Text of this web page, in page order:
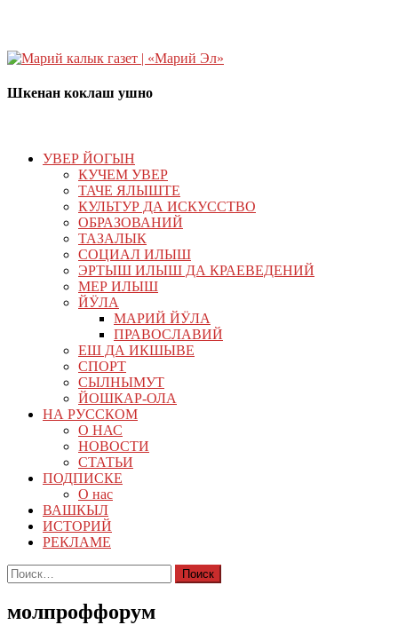
Шкенан коклаш ушно
УВЕР ЙОГЫН
КУЧЕМ УВЕР
ТАЧЕ ЯЛЫШТЕ
КУЛЬТУР ДА ИСКУССТВО
ОБРАЗОВАНИЙ
ТАЗАЛЫК
СОЦИАЛ ИЛЫШ
ЭРТЫШ ИЛЫШ ДА КРАЕВЕДЕНИЙ
МЕР ИЛЫШ
ЙӰЛА
МАРИЙ ЙӰЛА
ПРАВОСЛАВИЙ
ЕШ ДА ИКШЫВЕ
СПОРТ
СЫЛНЫМУТ
ЙОШКАР-ОЛА
НА РУССКОМ
О НАС
НОВОСТИ
СТАТЬИ
ПОДПИСКЕ
О нас
ВАШКЫЛ
ИСТОРИЙ
РЕКЛАМЕ
Найти:
молпроффорум